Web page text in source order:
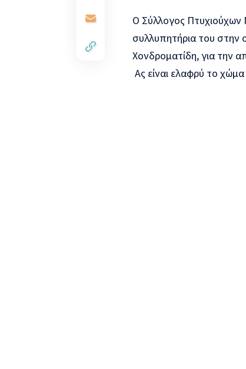
Ο Σύλλογος
συλλυπητήρια του στην
Χονδροματίδη, για την
Ας είναι ελαφρύ το